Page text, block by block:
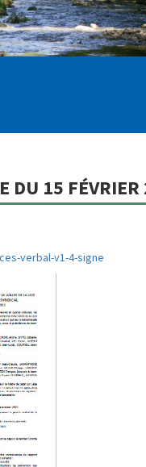
DU 15
verbal-v1-4-signe